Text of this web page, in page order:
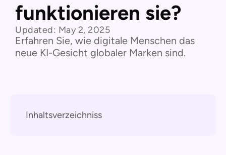
funktionieren sie?
Updated: May 2, 2025
Erfahren Sie, wie digitale Menschen das
neue KI-Gesicht globaler Marken sind.
Inhaltsverzeichniss